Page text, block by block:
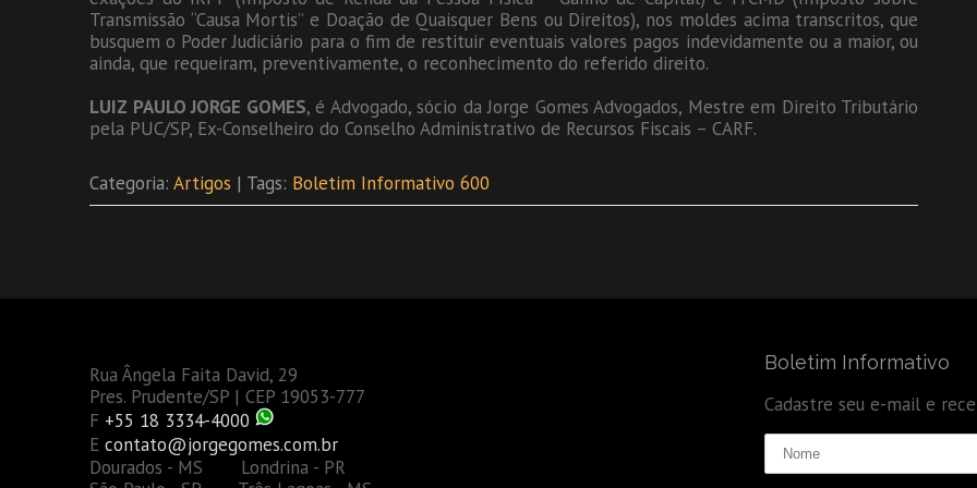
Transmissão “Causa Mortis” e Doação de Quaisquer Bens ou Direitos), nos moldes acima transcritos, que
busquem o Poder Judiciário para o fim de restituir eventuais valores pagos indevidamente ou a maior, ou
ainda, que requeiram, preventivamente, o reconhecimento do referido direito.
LUIZ PAULO JORGE GOMES, é Advogado, sócio da Jorge Gomes Advogados, Mestre em Direito Tributário
pela PUC/SP, Ex-Conselheiro do Conselho Administrativo de Recursos Fiscais – CARF.
Categoria: Artigos | Tags: Boletim Informativo 600
Rua Ângela Faita David, 29
Pres. Prudente/SP | CEP 19053-777
F +55 18 3334-4000
E contato@jorgegomes.com.br
Dourados - MS Londrina - PR
Boletim Informativo
Cadastre seu e-mail e